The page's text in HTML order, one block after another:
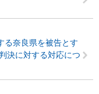
る奈良県を被告とす
決に対する対応につ